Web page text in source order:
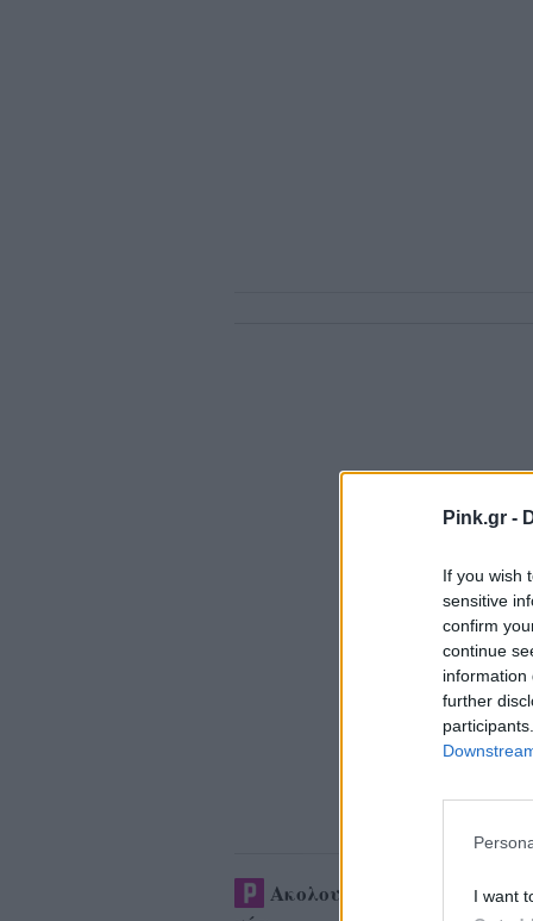
Pink.gr -
If you wish
sensitive
confirm
continue
information
further
I want
Ακολουθήστε το Pink.gr στο